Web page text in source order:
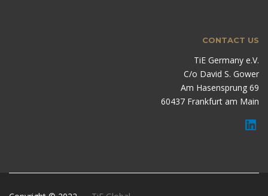
CONTACT US
TiE Germany e.V.
C/o David S. Gower
Am Hasensprung 69
60437 Frankfurt am Main